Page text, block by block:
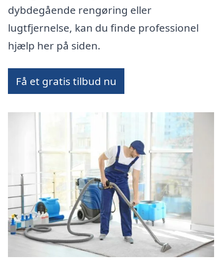
dybdegående rengøring eller
lugtfjernelse, kan du finde professionel
hjælp her på siden.
Få et gratis tilbud nu